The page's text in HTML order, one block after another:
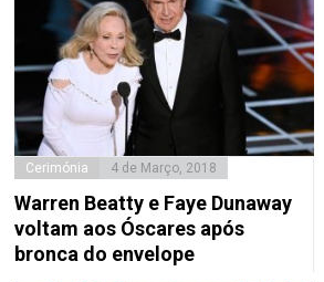
Cerimónia 4 de Março, 2018
Warren Beatty e Faye Dunaway
voltam aos Óscares após
bronca do envelope